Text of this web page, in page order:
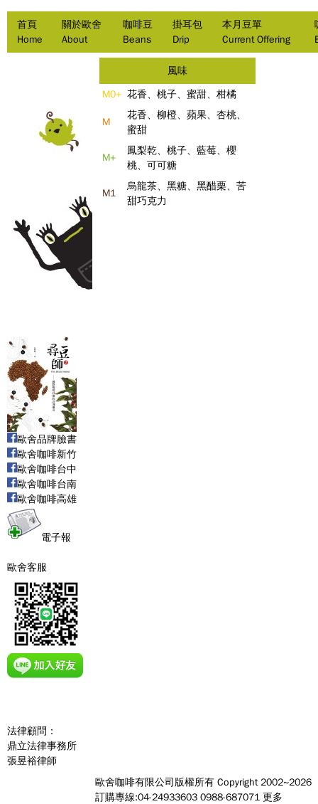
首頁
Home
關於歐舍
About
咖啡豆
Beans
掛耳包
Drip
本月豆單
Current Offering
歐舍品牌臉書
歐舍咖啡新竹
歐舍咖啡台中
歐舍咖啡台南
歐舍咖啡高雄
電子報
歐舍客服
法律顧問：
鼎立法律事務所
張昱裕律師
風味
M0+ 花香、桃子、蜜甜、柑橘
M
花香、柳橙、蘋果、杏桃、
蜜甜
M+
鳳梨乾、桃子、藍莓、櫻
桃、可可糖
M1
烏龍茶、黑糖、黑醋栗、苦
甜巧克力
歐舍咖啡有限公司 版權所有 Copyright 2002~2026
訂購專線:04-24933603 0988-687071 更多